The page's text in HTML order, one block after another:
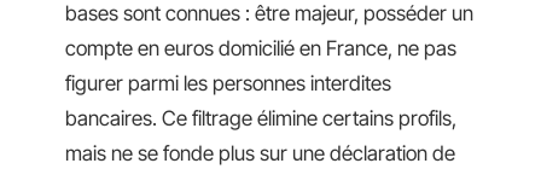
bases sont connues : être majeur, posséder un
compte en euros domicilié en France, ne pas
figurer parmi les personnes interdites
bancaires. Ce filtrage élimine certains profils,
mais ne se fonde plus sur une déclaration de